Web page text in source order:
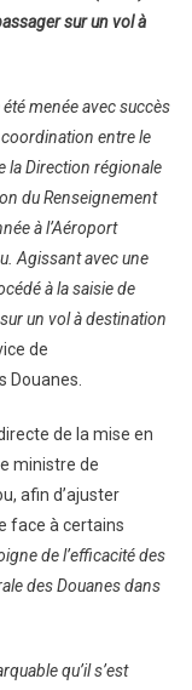
sur un vol à
menée avec succès
entre le
la Direction régionale
du Renseignement
à l’Aéroport
Agissant avec une
à la saisie de
un vol à destination
de
Douanes.
de la mise en
ministre de
afin d’ajuster
face à certains
de l’efficacité des
des Douanes dans
qu’il s’est